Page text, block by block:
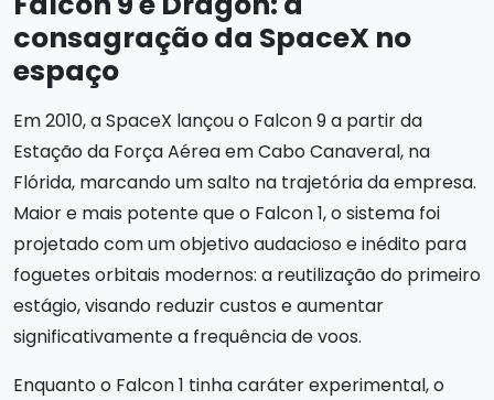
consagração da SpaceX no
espaço
Em 2010, a SpaceX lançou o Falcon 9 a partir da
Estação da Força Aérea em Cabo Canaveral, na
Flórida, marcando um salto na trajetória da empresa.
Maior e mais potente que o Falcon 1, o sistema foi
projetado com um objetivo audacioso e inédito para
foguetes orbitais modernos: a reutilização do primeiro
estágio, visando reduzir custos e aumentar
significativamente a frequência de voos.
Enquanto o Falcon 1 tinha caráter experimental, o